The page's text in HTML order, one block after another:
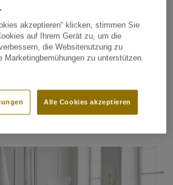
Hand-Accessoires
schaffen
und Holzböden sind
die den Landhausstil perfekt
Bodenbeläge in Holz und Holzoptik
für authentische
akzeptieren“ klicken, stimmen Sie
auf Ihrem Gerät zu, um die
die Websitenutzung zu
Marketingbemühungen zu unterstützen.
Alle Cookies akzeptieren